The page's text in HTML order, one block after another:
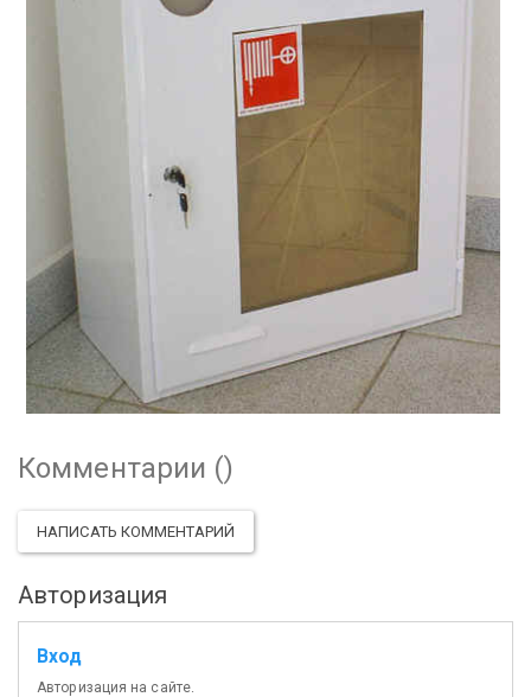
Комментарии ()
НАПИСАТЬ КОММЕНТАРИЙ
Авторизация
Вход
Авторизация на сайте.